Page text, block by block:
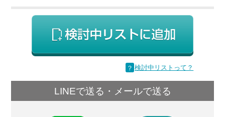
？ 検討中リストって？
LINEで送る・メールで送る